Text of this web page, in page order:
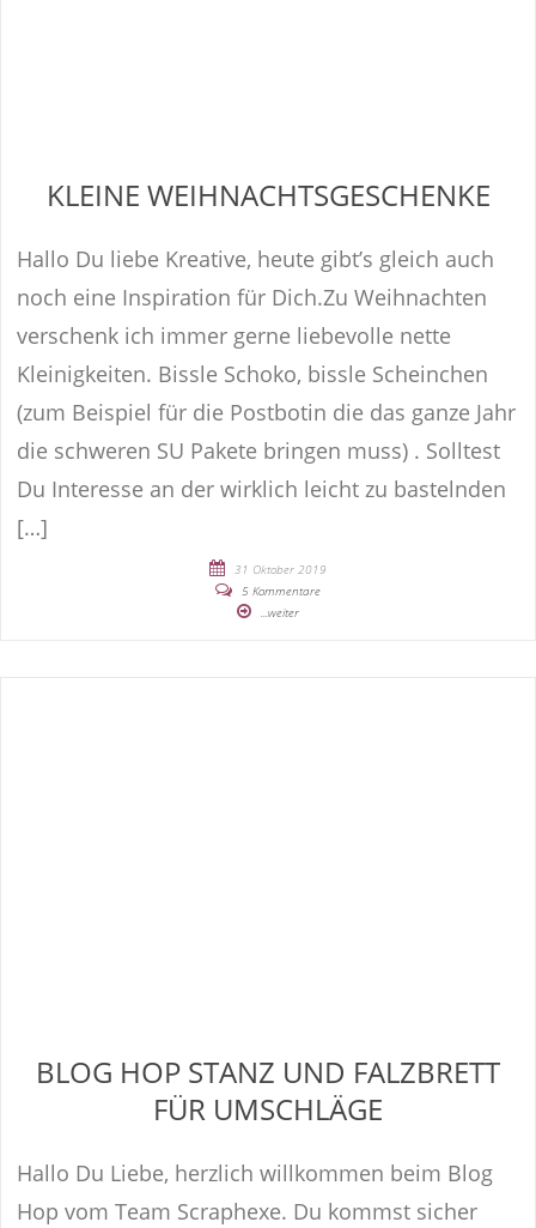
KLEINE WEIHNACHTSGESCHENKE
Hallo Du liebe Kreative, heute gibt’s gleich auch
noch eine Inspiration für Dich.Zu Weihnachten
verschenk ich immer gerne liebevolle nette
Kleinigkeiten. Bissle Schoko, bissle Scheinchen
(zum Beispiel für die Postbotin die das ganze Jahr
die schweren SU Pakete bringen muss) . Solltest
Du Interesse an der wirklich leicht zu bastelnden
[…]
31 Oktober 2019
5 Kommentare
...weiter
BLOG HOP STANZ UND FALZBRETT
FÜR UMSCHLÄGE
Hallo Du Liebe, herzlich willkommen beim Blog
Hop vom Team Scraphexe. Du kommst sicher